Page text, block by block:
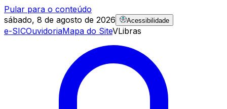
Pular para o conteúdo
sábado, 8 de agosto de 2026
Acessibilidade
e-SICOuvidoriaMapa do SiteVLibras